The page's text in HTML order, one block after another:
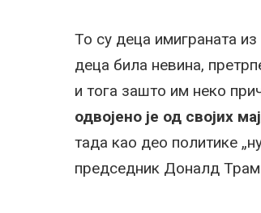
То су деца имиграната
деца била невина,
и тога зашто им неко
одвојено је од својих
тада као део политике
председник Доналд